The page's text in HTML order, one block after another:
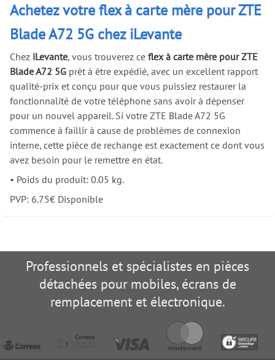
Achetez votre flex à carte mère pour ZTE
Blade A72 5G chez iLevante
Chez iLevante, vous trouverez ce flex à carte mère pour ZTE
Blade A72 5G prêt à être expédié, avec un excellent rapport
qualité-prix et conçu pour que vous puissiez restaurer la
fonctionnalité de votre téléphone sans avoir à dépenser
pour un nouvel appareil. Si votre ZTE Blade A72 5G
commence à faillir à cause de problèmes de connexion
interne, cette pièce de rechange est exactement ce dont vous
avez besoin pour le remettre en état.
• Poids du produit: 0.05 kg.
PVP: 6.75€ Disponible
Professionnels et spécialistes en pièces
détachées pour mobiles, écrans de
remplacement et électronique.